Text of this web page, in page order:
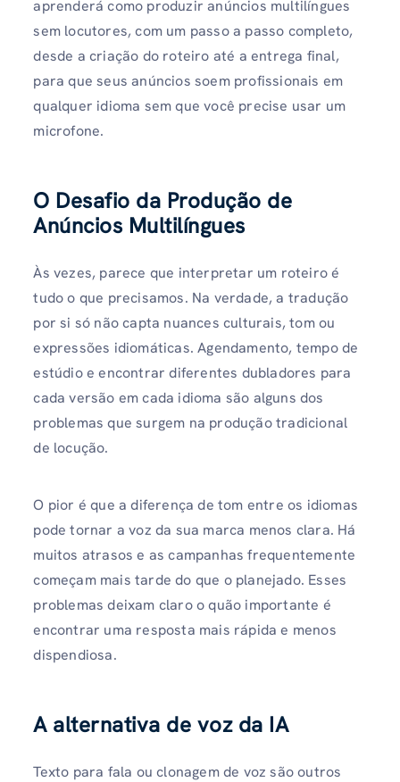
aprenderá como produzir anúncios multilíngues
sem locutores, com um passo a passo completo,
desde a criação do roteiro até a entrega final,
para que seus anúncios soem profissionais em
qualquer idioma sem que você precise usar um
microfone.
O Desafio da Produção de
Anúncios Multilíngues
Às vezes, parece que interpretar um roteiro é
tudo o que precisamos. Na verdade, a tradução
por si só não capta nuances culturais, tom ou
expressões idiomáticas. Agendamento, tempo de
estúdio e encontrar diferentes dubladores para
cada versão em cada idioma são alguns dos
problemas que surgem na produção tradicional
de locução.
O pior é que a diferença de tom entre os idiomas
pode tornar a voz da sua marca menos clara. Há
muitos atrasos e as campanhas frequentemente
começam mais tarde do que o planejado. Esses
problemas deixam claro o quão importante é
encontrar uma resposta mais rápida e menos
dispendiosa.
A alternativa de voz da IA
Texto para fala ou clonagem de voz são outros